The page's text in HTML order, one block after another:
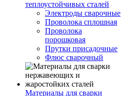
теплоустойчивых сталей
Электроды сварочные
Проволока сплошная
Проволока
порошковая
Прутки присадочные
Флюс сварочный
Материалы для сварки